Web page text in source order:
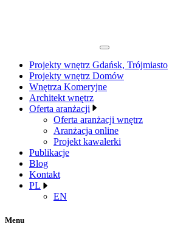
Projekty wnętrz Gdańsk, Trójmiasto
Projekty wnętrz Domów
Wnętrza Komeryjne
Architekt wnętrz
Oferta aranżacji
Oferta aranżacji wnętrz
Aranżacja online
Projekt kawalerki
Publikacje
Blog
Kontakt
PL
EN
Menu